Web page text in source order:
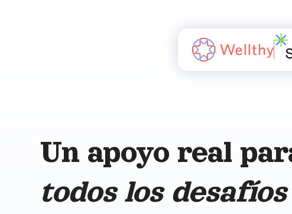
Un apoyo real
todos los